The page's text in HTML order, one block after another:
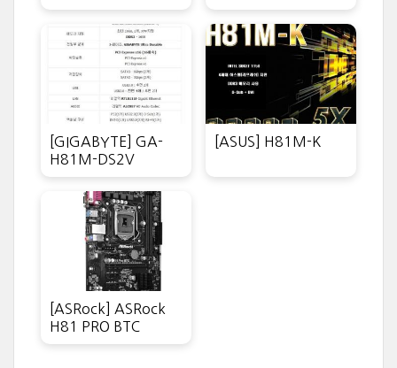
[GIGABYTE] GA-
H81M-DS2V
[ASUS] H81M-K
[ASRock] ASRock
H81 PRO BTC